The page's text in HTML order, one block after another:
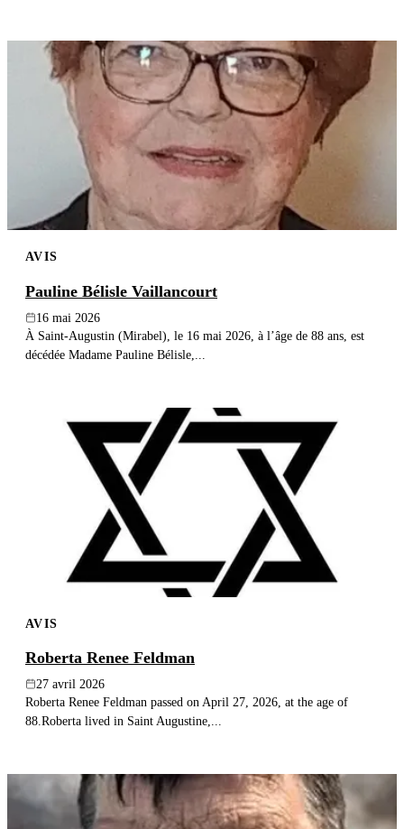
AVIS
Pauline Bélisle Vaillancourt
16 mai 2026
À Saint-Augustin (Mirabel), le 16 mai 2026, à l’âge de 88 ans, est
décédée Madame Pauline Bélisle,...
AVIS
Roberta Renee Feldman
27 avril 2026
Roberta Renee Feldman passed on April 27, 2026, at the age of
88.Roberta lived in Saint Augustine,...